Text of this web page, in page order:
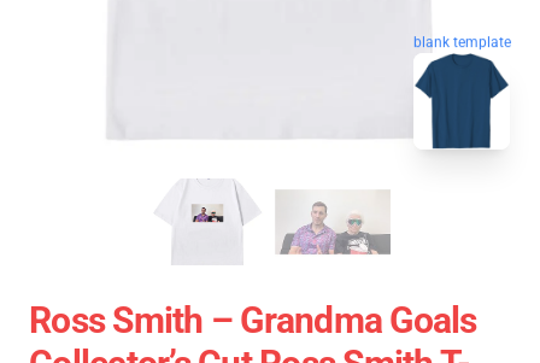
blank template
Ross Smith – Grandma Goals